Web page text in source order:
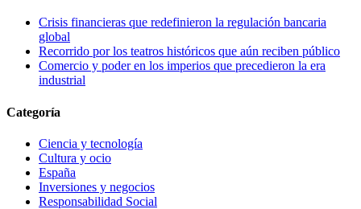
Crisis financieras que redefinieron la regulación bancaria
global
Recorrido por los teatros históricos que aún reciben público
Comercio y poder en los imperios que precedieron la era
industrial
Categoría
Ciencia y tecnología
Cultura y ocio
España
Inversiones y negocios
Responsabilidad Social